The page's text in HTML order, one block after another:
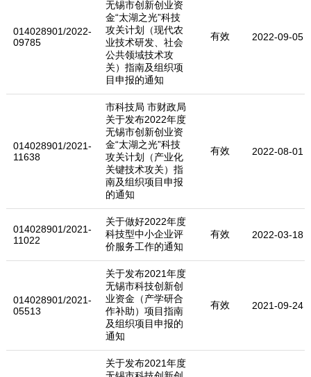
014028901/2022-
09785
无锡市创新创业资
金“太湖之光”科技
攻关计划（现代农
业技术研发、社会
公共领域技术攻
关）指南及组织项
目申报的通知
有效 2022-09-05
014028901/2021-
11638
市科技局 市财政局
关于发布2022年度
无锡市创新创业资
金“太湖之光”科技
攻关计划（产业化
关键技术攻关）指
南及组织项目申报
的通知
有效 2022-08-01
014028901/2021-
11022
关于做好2022年度
科技型中小企业评
价服务工作的通知
有效 2022-03-18
014028901/2021-
05513
关于发布2021年度
无锡市科技创新创
业资金（产学研合
作补助）项目指南
及组织项目申报的
通知
有效 2021-09-24
关于发布2021年度